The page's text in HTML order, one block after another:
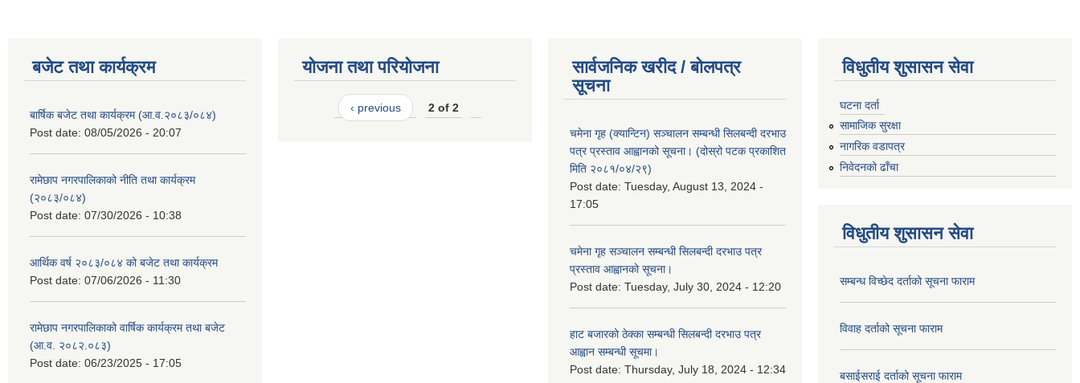
बजेट तथा कार्यक्रम
बार्षिक बजेट तथा कार्यक्रम (आ.व.२०८३/०८४)
Post date: 08/05/2026 - 20:07
रामेछाप नगरपालिकाको नीति तथा कार्यक्रम
(२०८३/०८४)
Post date: 07/30/2026 - 10:38
आर्थिक वर्ष २०८३/०८४ को बजेट तथा कार्यक्रम
Post date: 07/06/2026 - 11:30
रामेछाप नगरपालिकाको वार्षिक कार्यक्रम तथा बजेट
(आ.व. २०८२.०८३)
Post date: 06/23/2025 - 17:05
योजना तथा परियोजना
‹ previous 2 of 2
सार्वजनिक खरीद / बोलपत्र
सूचना
चमेना गृह (क्यान्टिन) सञ्चालन सम्बन्धी सिलबन्दी दरभाउ
पत्र प्रस्ताव आह्वानको सूचना। (दोस्रो पटक प्रकाशित
मिति २०८१/०४/२९)
Post date: Tuesday, August 13, 2024 -
17:05
चमेना गृह सञ्चालन सम्बन्धी सिलबन्दी दरभाउ पत्र
प्रस्ताव आह्वानको सूचना।
Post date: Tuesday, July 30, 2024 - 12:20
हाट बजारको ठेक्का सम्बन्धी सिलबन्दी दरभाउ पत्र
आह्वान सम्बन्धी सूचमा।
Post date: Thursday, July 18, 2024 - 12:34
विधुतीय शुसासन सेवा
घटना दर्ता
सामाजिक सुरक्षा
नागरिक वडापत्र
निवेदनको ढाँचा
विधुतीय शुसासन सेवा
सम्बन्ध विच्छेद दर्ताको सूचना फाराम
विवाह दर्ताको सूचना फाराम
बसाईसराई दर्ताको सूचना फाराम